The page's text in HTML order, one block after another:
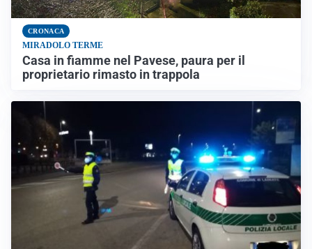
CRONACA
MIRADOLO TERME
Casa in fiamme nel Pavese, paura per il
proprietario rimasto in trappola